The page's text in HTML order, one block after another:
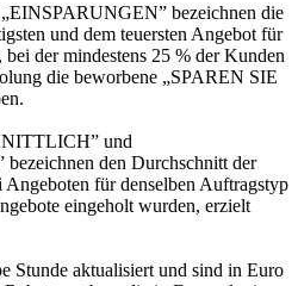
bezeichnen die
und dem teuersten Angebot für
der mindestens 25 % der Kunden
die beworbene „SPAREN SIE
und
den Durchschnitt der
Angeboten für denselben Auftragstyp
eingeholt wurden, erzielt
Stunde aktualisiert und sind in Euro